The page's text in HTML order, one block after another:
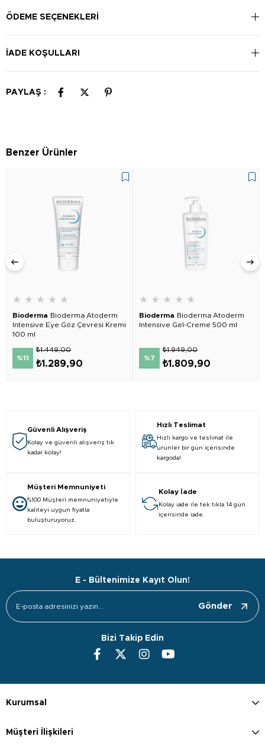
kullanımına uygundur. Yeni doğan bebeklerde kullanılabilir.
ÖDEME SEÇENEKLERI
İADE KOŞULLARI
PAYLAŞ :
Benzer Ürünler
★ ★ ★ ★ ★
Bioderma Bioderma Atoderm
Intensive Eye Göz Çevresi Kremi
100 ml
%11
₺1.289,90
₺1.449,00
★ ★ ★ ★ ★
Bioderma Bioderma Atoderm
Intensive Gel-Creme 500 ml
%7
₺1.809,90
₺1.949,00
Güvenli Alışveriş
Kolay ve güvenli alışveriş tık
kadar kolay!
Hızlı Teslimat
Hızlı kargo ve teslimat ile
ürünler bir gün içerisinde
kargoda!
Müşteri Memnuniyeti
%100 Müşteri memnuniyetiyle
kaliteyi uygun fiyatla
buluşturuyoruz.
Kolay İade
Kolay iade ile tek tıkla 14 gün
içerisinde iade.
E - Bültenimize Kayıt Olun!
Gönder
Bizi Takip Edin
Kurumsal
Müşteri İlişkileri